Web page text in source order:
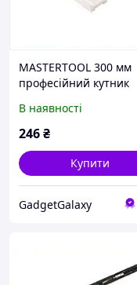
MASTERTOOL 300 мм
професійний кутник
В наявності
246₴
Купити
GadgetGalaxy